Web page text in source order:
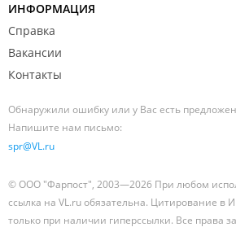
ИНФОРМАЦИЯ
Справка
Вакансии
Контакты
Обнаружили ошибку или у Вас есть
Напишите нам письмо:
spr@VL.ru
© ООО "Фарпост", 2003—2026 При любом
ссылка на VL.ru обязательна. Цитирование в
только при наличии гиперссылки. Все права